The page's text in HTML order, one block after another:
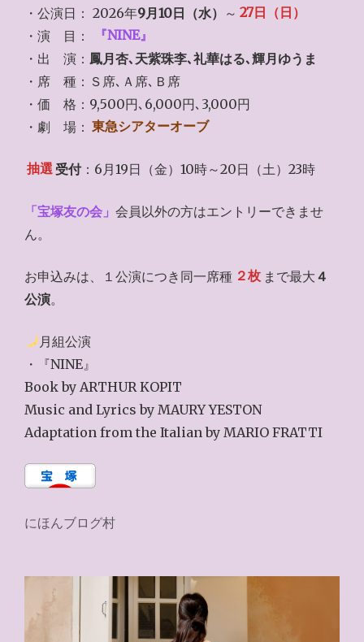
・公演日： 2026年9月10日（水） ～ 27日（日）
・演 目：
『NINE』
・出 演： 鳳月杏､天紫珠李､礼華はる､輝月ゆうま
・席 種：Ｓ席､Ａ席､Ｂ席
・価 格：9,500円､6,000円､3,000円
・劇 場： 東急シアターオーブ
抽選 受付：6月19日（金）10時～20日（土）23時
「宝塚友の会 」 会員以外の方はエントリーできませ
ん。
お申込みは、１公演につき同一席種 ２枚 まで最大 ４
公演。
月組公演
・『NINE』
Book by ARTHUR KOPIT
Music and Lyrics by MAURY YESTON
Adaptation from the Italian by MARIO FRATTI
にほんブログ村